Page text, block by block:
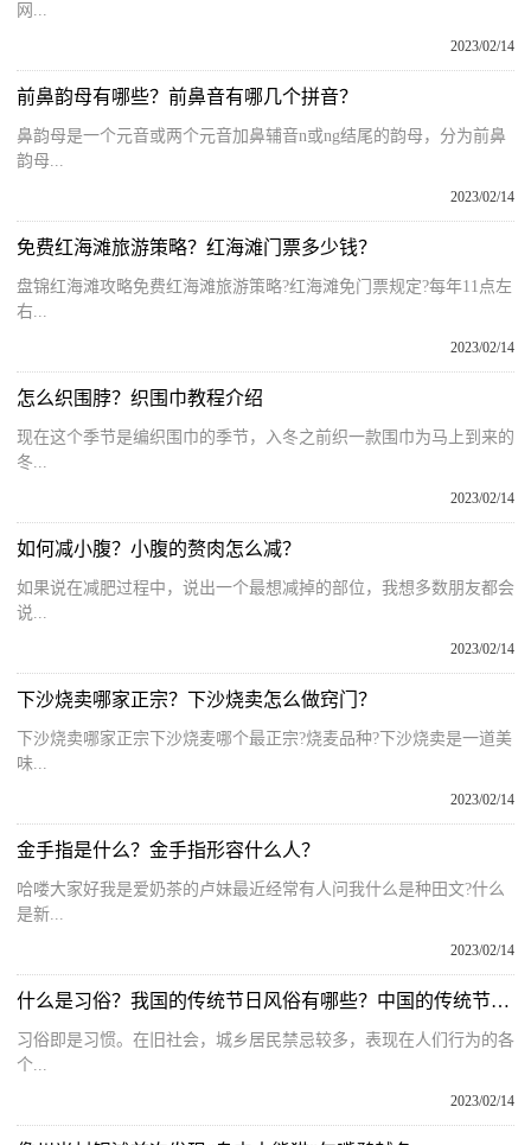
网...
2023/02/14
前鼻韵母有哪些？前鼻音有哪几个拼音？
鼻韵母是一个元音或两个元音加鼻辅音n或ng结尾的韵母，分为前鼻
韵母...
2023/02/14
免费红海滩旅游策略？红海滩门票多少钱？
盘锦红海滩攻略免费红海滩旅游策略?红海滩免门票规定?每年11点左
右...
2023/02/14
怎么织围脖？织围巾教程介绍
现在这个季节是编织围巾的季节，入冬之前织一款围巾为马上到来的
冬...
2023/02/14
如何减小腹？小腹的赘肉怎么减？
如果说在减肥过程中，说出一个最想减掉的部位，我想多数朋友都会
说...
2023/02/14
下沙烧卖哪家正宗？下沙烧卖怎么做窍门？
下沙烧卖哪家正宗下沙烧麦哪个最正宗?烧麦品种?下沙烧卖是一道美
味...
2023/02/14
金手指是什么？金手指形容什么人？
哈喽大家好我是爱奶茶的卢妹最近经常有人问我什么是种田文?什么
是新...
2023/02/14
什么是习俗？我国的传统节日风俗有哪些？中国的传统节日及习俗
习俗即是习惯。在旧社会，城乡居民禁忌较多，表现在人们行为的各
个...
2023/02/14